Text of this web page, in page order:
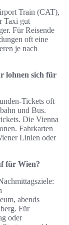
Train (CAT),
Taxi gut
Für Reisende
oft eine
je nach
lohnen sich für
oft
und Bus.
Die Vienna
Fahrkarten
Linien oder
für Wien?
abends
Für
oder